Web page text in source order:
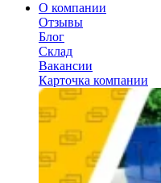
О компании
Отзывы
Блог
Склад
Вакансии
Карточка компании